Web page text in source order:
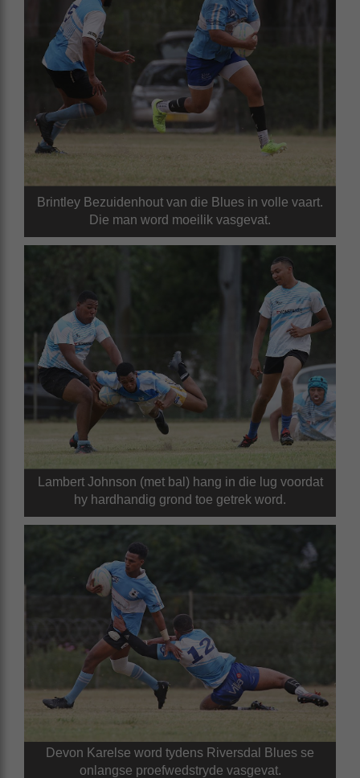
Brintley Bezuidenhout van die Blues in volle vaart.
Die man word moeilik vasgevat.
Lambert Johnson (met bal) hang in die lug voordat
hy hardhandig grond toe getrek word.
Devon Karelse word tydens Riversdal Blues se
onlangse proefwedstryde vasgevat.